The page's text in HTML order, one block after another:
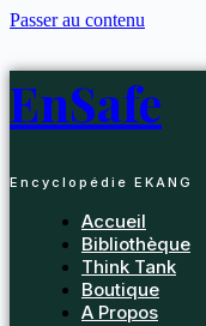
Passer au contenu
EnSafe
Encyclopédie EKANG
Accueil
Bibliothèque
Think Tank
Boutique
A Propos